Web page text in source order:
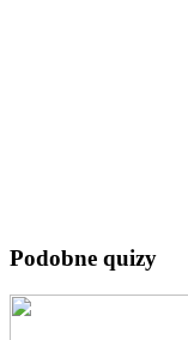
Podobne quizy